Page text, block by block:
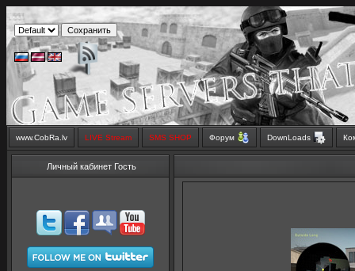
www.CobRa.lv LIVE Stream SMS SHOP Форум DownLoads
Личный кабинет Гость